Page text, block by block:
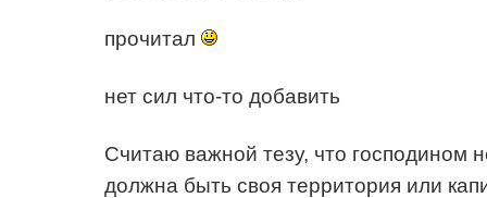
прочитал
нет сил что-то добавить
Считаю важной тезу, что господином
должна быть своя территория или